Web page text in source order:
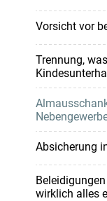
Vorsicht vor
Trennung,
Absicherung
wirklich alles